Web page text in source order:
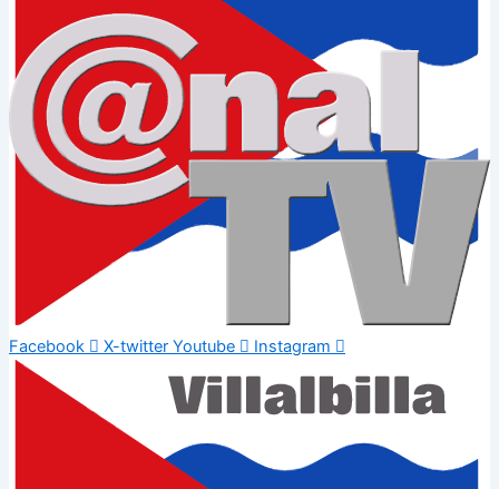
Facebook X-twitter Youtube Instagram